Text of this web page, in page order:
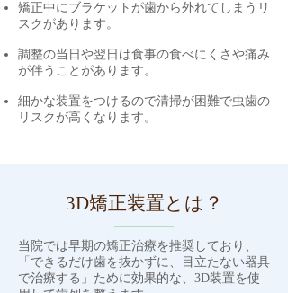
矯正中にブラケットが歯から外れてしまうリ
スクがあります。
​調整の当日や翌日は食事の食べにくさや痛み
が伴うことがあります。
細かな装置をつけるので清掃が困難で虫歯の
リスクが高くなります。
3D矯正装置とは？
当院では早期の矯正治療を推奨しており、
「できるだけ歯を抜かずに、目立たない器具
で治療する」ために効果的な、3D装置を使